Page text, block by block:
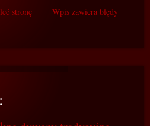
stronę Wpis zawiera błędy